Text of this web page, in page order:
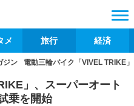
メ 旅行 経済
ジン 電動三輪バイク「VIVEL TRIKE
」、スーパーオート
乗を開始